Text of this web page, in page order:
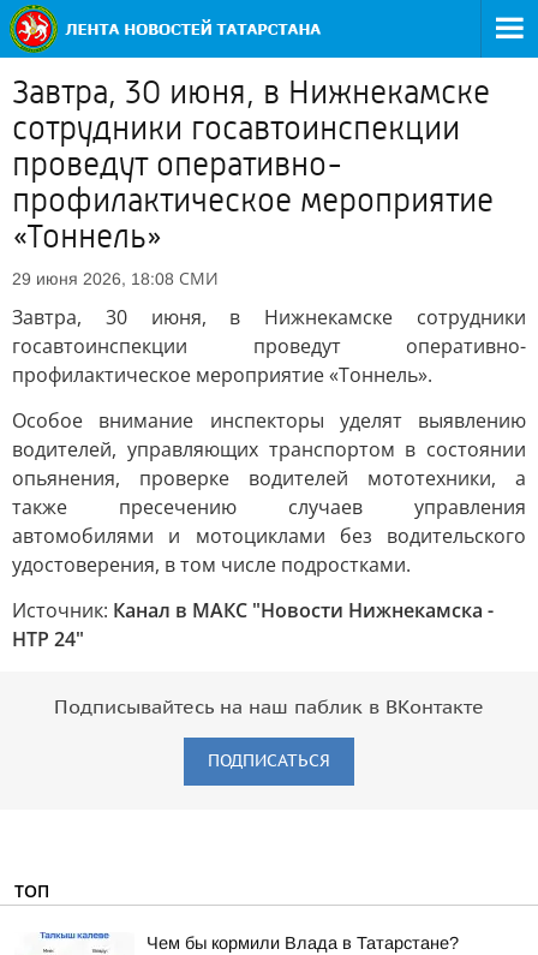
Завтра, 30 июня, в Нижнекамске
сотрудники госавтоинспекции
проведут оперативно-
профилактическое мероприятие
«Тоннель»
29 июня 2026, 18:08 СМИ
Завтра, 30 июня, в Нижнекамске сотрудники
госавтоинспекции проведут оперативно-
профилактическое мероприятие «Тоннель».
Особое внимание инспекторы уделят выявлению
водителей, управляющих транспортом в состоянии
опьянения, проверке водителей мототехники, а
также пресечению случаев управления
автомобилями и мотоциклами без водительского
удостоверения, в том числе подростками.
Источник: Канал в МАКС "Новости Нижнекамска -
НТР 24"
Подписывайтесь на наш паблик в ВКонтакте
ПОДПИСАТЬСЯ
ТОП
Чем бы кормили Влада в Татарстане?